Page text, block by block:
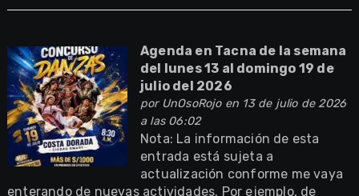
Agenda en Tacna de la semana
del lunes 13 al domingo 19 de
julio del 2026
por UnOsoRojoen 13 de julio de 2026
a las 06:02
Nota: La información de esta
entrada está sujeta a
actualización conforme me vaya
enterando de nuevas actividades. Por ejemplo, de